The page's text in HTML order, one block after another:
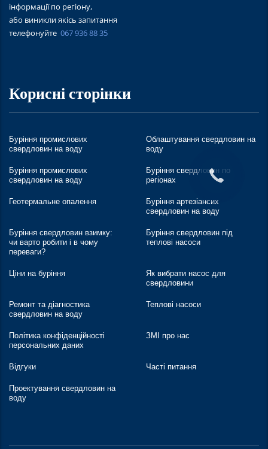
інформації по регіону,
або виникли якісь запитання
телефонуйте 067 936 88 35
Корисні сторінки
Буріння промислових
свердловин на воду
Облаштування свердловин на
воду
Буріння промислових
свердловин на воду
Буріння свердловин по
регіонах
Геотермальне опалення
Буріння артезіансих
свердловин на воду
Буріння свердловин взимку:
чи варто робити і в чому
переваги?
Буріння свердловин під
теплові насоси
Ціни на буріння
Як вибрати насос для
свердловини
Ремонт та діагностика
свердловин на воду
Теплові насоси
Політика конфіденційності
персональних даних
ЗМІ про нас
Відгуки Часті питання
Проектування свердловин на
воду